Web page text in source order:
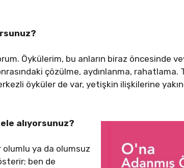
Öykülerim, bu anların biraz öncesinde
çözülme, aydınlanma, rahatlama.
öyküler de var, yetişkin ilişkilerine
alıyorsunuz?
olumlu ya da olumsuz
ben de